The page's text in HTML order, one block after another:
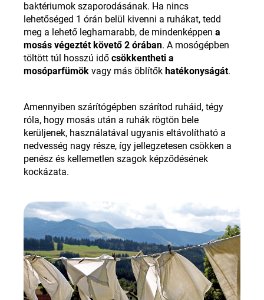
baktériumok szaporodásának. Ha nincs
lehetőséged 1 órán belül kivenni a ruhákat, tedd
meg a lehető leghamarabb, de mindenképpen a
mosás végeztét követő 2 órában. A mosógépben
töltött túl hosszú idő csökkentheti a
mosóparfümök vagy más öblítők hatékonyságát.
Amennyiben szárítógépben szárítod ruháid, tégy
róla, hogy mosás után a ruhák rögtön bele
kerüljenek, használatával ugyanis eltávolítható a
nedvesség nagy része, így jellegzetesen csökken a
penész és kellemetlen szagok képződésének
kockázata.